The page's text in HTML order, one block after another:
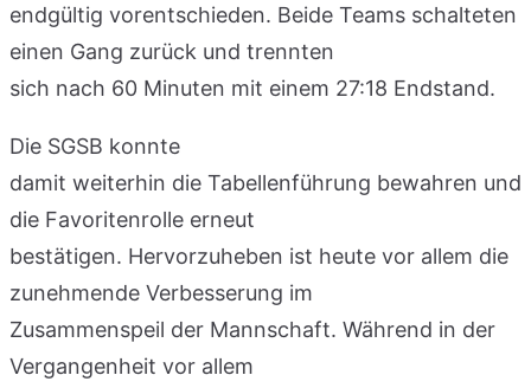
endgültig vorentschieden. Beide Teams schalteten
einen Gang zurück und trennten
sich nach 60 Minuten mit einem 27:18 Endstand.
Die SGSB konnte
damit weiterhin die Tabellenführung bewahren und
die Favoritenrolle erneut
bestätigen. Hervorzuheben ist heute vor allem die
zunehmende Verbesserung im
Zusammenspeil der Mannschaft. Während in der
Vergangenheit vor allem